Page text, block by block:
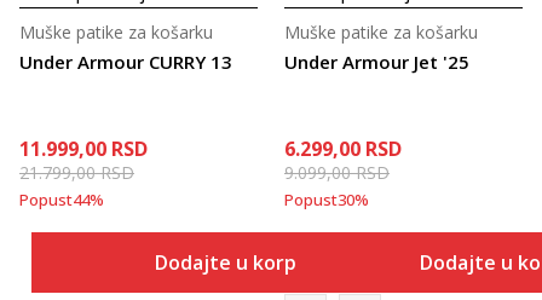
Under Armour CURRY 13
Muške patike za košarku
11.999,00 RSD
21.799,00RSD
Popust44%
Dodajte u korpu
Under Armour Jet '25
Muške patike za košarku
6.299,00 RSD
9.099,00RSD
Popust30%
Dodajte u